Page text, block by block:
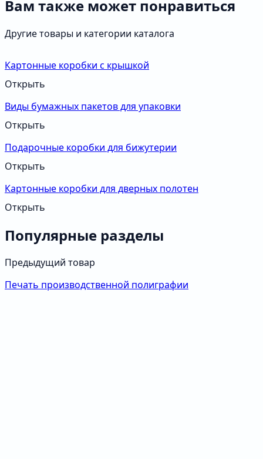
Вам также может понравиться
Другие товары и категории каталога
Картонные коробки с крышкой
Открыть
Виды бумажных пакетов для упаковки
Открыть
Подарочные коробки для бижутерии
Открыть
Картонные коробки для дверных полотен
Открыть
Популярные разделы
Предыдущий товар
Печать производственной полиграфии